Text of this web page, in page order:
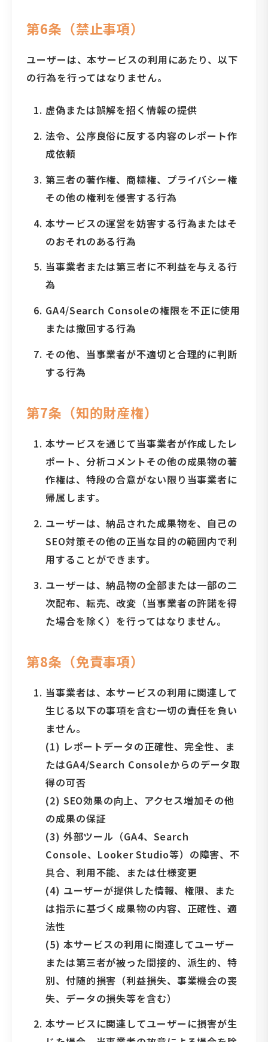
第6条（禁止事項）
ユーザーは、本サービスの利用にあたり、以下
の行為を行ってはなりません。
虚偽または誤解を招く情報の提供
法令、公序良俗に反する内容のレポート作
成依頼
第三者の著作権、商標権、プライバシー権
その他の権利を侵害する行為
本サービスの運営を妨害する行為またはそ
のおそれのある行為
当事業者または第三者に不利益を与える行
為
GA4/Search Consoleの権限を不正に使用
または撤回する行為
その他、当事業者が不適切と合理的に判断
する行為
第7条（知的財産権）
本サービスを通じて当事業者が作成したレ
ポート、分析コメントその他の成果物の著
作権は、特段の合意がない限り当事業者に
帰属します。
ユーザーは、納品された成果物を、自己の
SEO対策その他の正当な目的の範囲内で利
用することができます。
ユーザーは、納品物の全部または一部の二
次配布、転売、改変（当事業者の許諾を得
た場合を除く）を行ってはなりません。
第8条（免責事項）
当事業者は、本サービスの利用に関連して
生じる以下の事項を含む一切の責任を負い
ません。
(1) レポートデータの正確性、完全性、ま
たはGA4/Search Consoleからのデータ取
得の可否
(2) SEO効果の向上、アクセス増加その他
の成果の保証
(3) 外部ツール（GA4、Search
Console、Looker Studio等）の障害、不
具合、利用不能、または仕様変更
(4) ユーザーが提供した情報、権限、また
は指示に基づく成果物の内容、正確性、適
法性
(5) 本サービスの利用に関連してユーザー
または第三者が被った間接的、派生的、特
別、付随的損害（利益損失、事業機会の喪
失、データの損失等を含む）
本サービスに関連してユーザーに損害が生